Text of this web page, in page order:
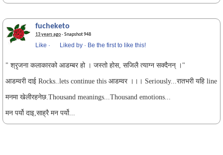
fucheketo
13 years ago· Snapshot 948
Like · Liked by · Be the first to like this!
" श्रृजना कलाकारको आडम्बर हो । जस्तो होस, सजिलै त्याग्न सक्दैनन् ।"
आडम्वरी दाई Rocks..lets continue this आडम्वर ।।। Seriously...रातभरी यहि line
मनमा खेलीरहनेछ.Thousand meanings...Thousand emotions...
मन पर्यो दाइ,साह्रै मन पर्यो...